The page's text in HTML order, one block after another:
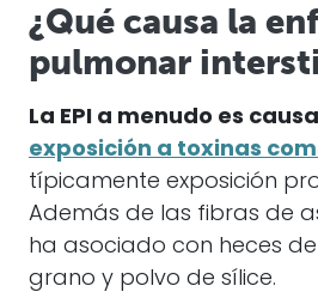
¿Qué causa la
pulmonar
La EPI a menudo es
exposición a toxinas
típicamente exposición
Además de las fibras de
ha asociado con heces
grano y polvo de sílice.